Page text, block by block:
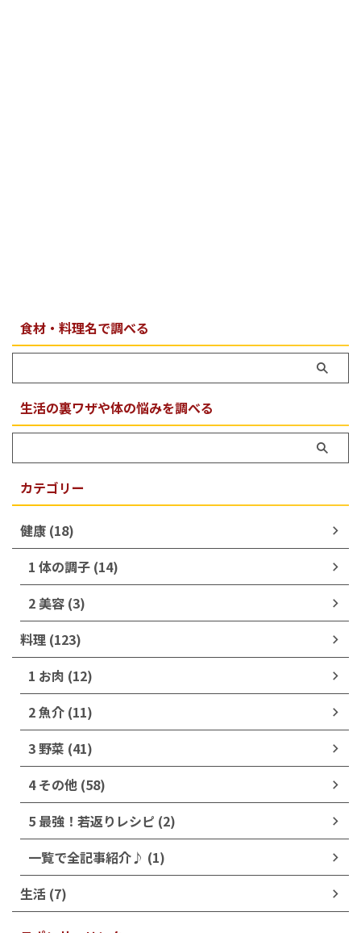
食材・料理名で調べる
生活の裏ワザや体の悩みを調べる
カテゴリー
健康 (18)
1 体の調子 (14)
2 美容 (3)
料理 (123)
1 お肉 (12)
2 魚介 (11)
3 野菜 (41)
4 その他 (58)
5 最強！若返りレシピ (2)
一覧で全記事紹介♪ (1)
生活 (7)